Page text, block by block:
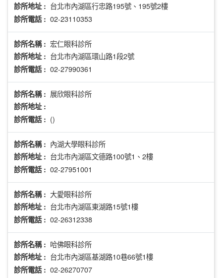
診所地址 : 台北市內湖區行忠路195號、195號2樓
診所電話 : 02-23110353
診所名稱 : 宏仁眼科診所
診所地址 : 台北市內湖區環山路1段2號
診所電話 : 02-27990361
診所名稱 : 展欣眼科診所
診所地址 :
診所電話 : ()
診所名稱 : 內湖大學眼科診所
診所地址 : 台北市內湖區文德路100號1、2樓
診所電話 : 02-27951001
診所名稱 : 大愛眼科診所
診所地址 : 台北市內湖區東湖路15號1樓
診所電話 : 02-26312338
診所名稱 : 哈佛眼科診所
診所地址 : 台北市內湖區基湖路10巷66號1樓
診所電話 : 02-26270707